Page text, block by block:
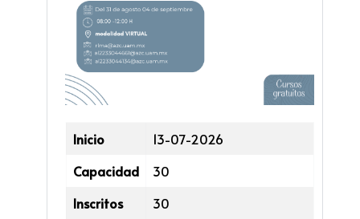
Inicio
13-07-2026
Capacidad
30
Inscritos
30